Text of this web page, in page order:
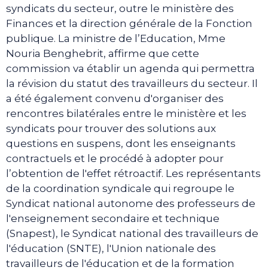
syndicats du secteur, outre le ministère des
Finances et la direction générale de la Fonction
publique. La ministre de l’Education, Mme
Nouria Benghebrit, affirme que cette
commission va établir un agenda qui permettra
la révision du statut des travailleurs du secteur. Il
a été également convenu d'organiser des
rencontres bilatérales entre le ministère et les
syndicats pour trouver des solutions aux
questions en suspens, dont les enseignants
contractuels et le procédé à adopter pour
l’obtention de l'effet rétroactif. Les représentants
de la coordination syndicale qui regroupe le
Syndicat national autonome des professeurs de
l'enseignement secondaire et technique
(Snapest), le Syndicat national des travailleurs de
l'éducation (SNTE), l'Union nationale des
travailleurs de l'éducation et de la formation